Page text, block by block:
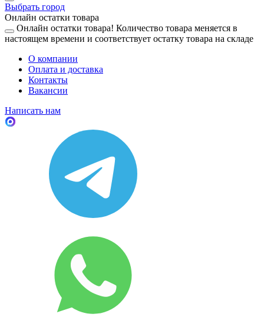
Выбрать город
Онлайн остатки товара
Онлайн остатки товара! Количество товара меняется в
настоящем времени и соответствует остатку товара на складе
О компании
Оплата и доставка
Контакты
Вакансии
Написать нам